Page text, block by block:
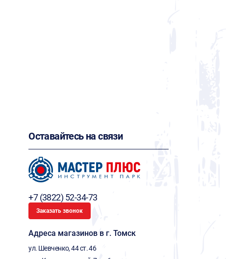
Оставайтесь на связи
+7 (3822) 52-34-73
Заказать звонок
Адреса магазинов в г. Томск
ул. Шевченко, 44 ст. 46